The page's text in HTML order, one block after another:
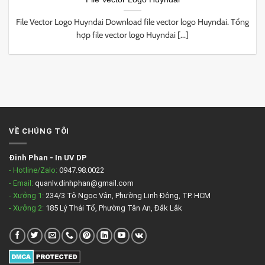
File Vector Logo Huyndai Download file vector logo Huyndai. Tổng
hợp file vector logo Huyndai [...]
VỀ CHÚNG TÔI
Đinh Phan - In UV DP
- Hotline/Zalo: 0947.98.0022
- Email: quanlv.dinhphan@gmail.com
- Xưởng 1: 234/3 Tô Ngọc Vân, Phường Linh Đông, TP. HCM
- Xưởng 2: 185 Lý Thái Tổ, Phường Tân An, Đắk Lắk